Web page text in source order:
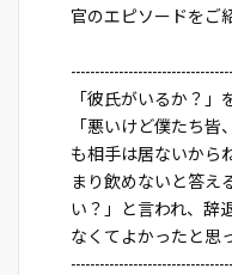
官のエピソードをご
「彼氏がいるか？
「悪いけど僕たち
も相手は居ないから
まり飲めないと答え
い？」と言われ、辞
なくてよかったと思